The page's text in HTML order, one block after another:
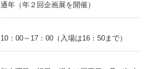
通年（年２回企画展を開催）
10：00～17：00（入場は16：50まで）